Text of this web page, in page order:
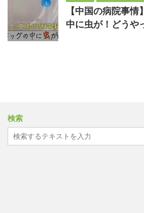
【中国の病院事
中に虫が！どうや
検索